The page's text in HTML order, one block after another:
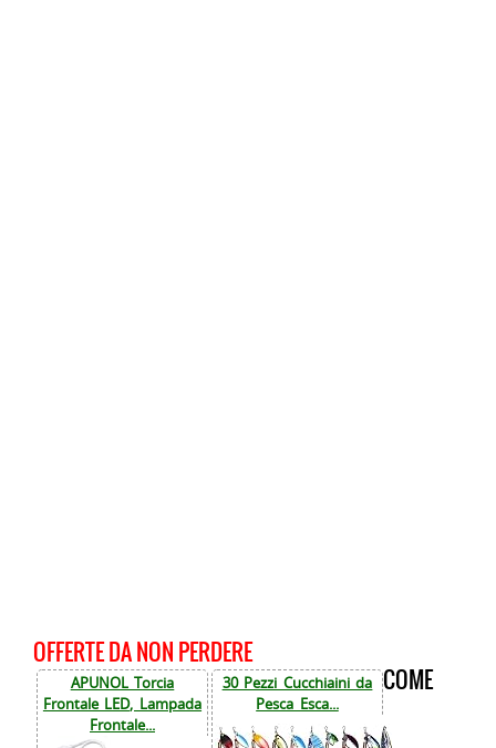
OFFERTE DA NON PERDERE
APUNOL Torcia
Frontale LED, Lampada
Frontale...
30 Pezzi Cucchiaini da
Pesca Esca...
COME